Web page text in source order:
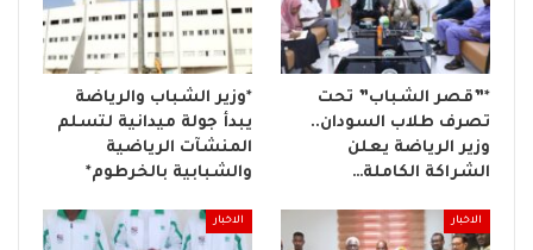
*​”قصر الشباب” تحت
تصرف طلاب السودان..
وزير الرياضة يعلن
الشراكة الكاملة…
*وزير الشباب والرياضة
يبدأ جولة ميدانية لتسلم
المنشآت الرياضية
والشبابية بالخرطوم*
الاخبار الاخبار